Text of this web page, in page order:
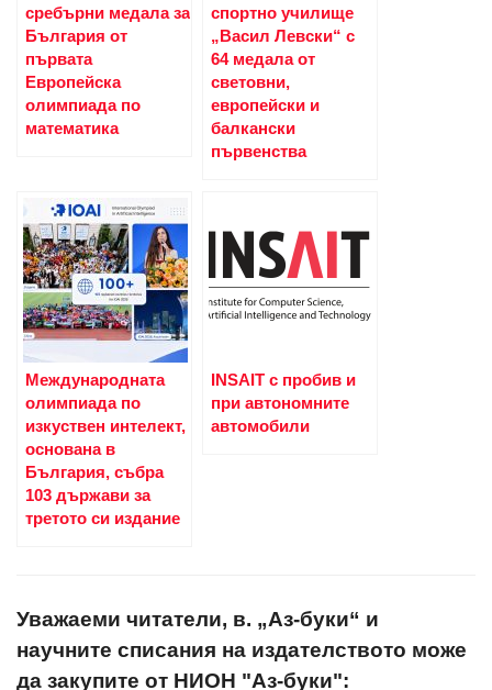
сребърни медала за
България от
първата
Европейска
олимпиада по
математика
спортно училище
„Васил Левски“ с
64 медала от
световни,
европейски и
балкански
първенства
Международната
олимпиада по
изкуствен интелект,
основана в
България, събра
103 държави за
третото си издание
INSAIT с пробив и
при автономните
автомобили
Уважаеми читатели, в. „Аз-буки“ и
научните списания на издателството може
да закупите от НИОН "Аз-буки":